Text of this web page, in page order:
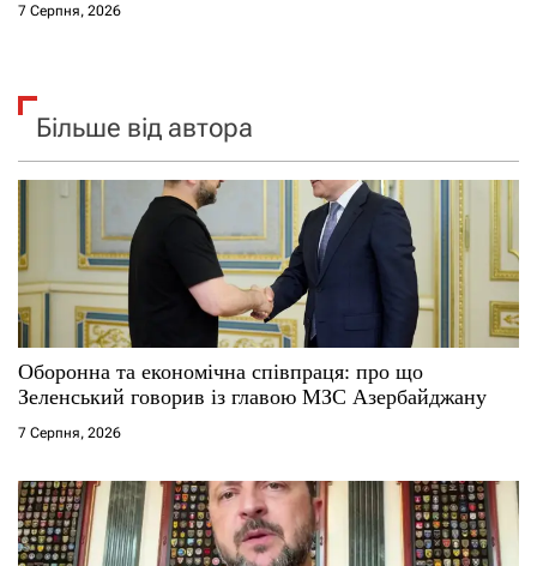
7 Серпня, 2026
Більше від автора
Оборонна та економічна співпраця: про що
Зеленський говорив із главою МЗС Азербайджану
7 Серпня, 2026